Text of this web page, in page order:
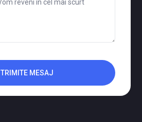
TRIMITE MESAJ